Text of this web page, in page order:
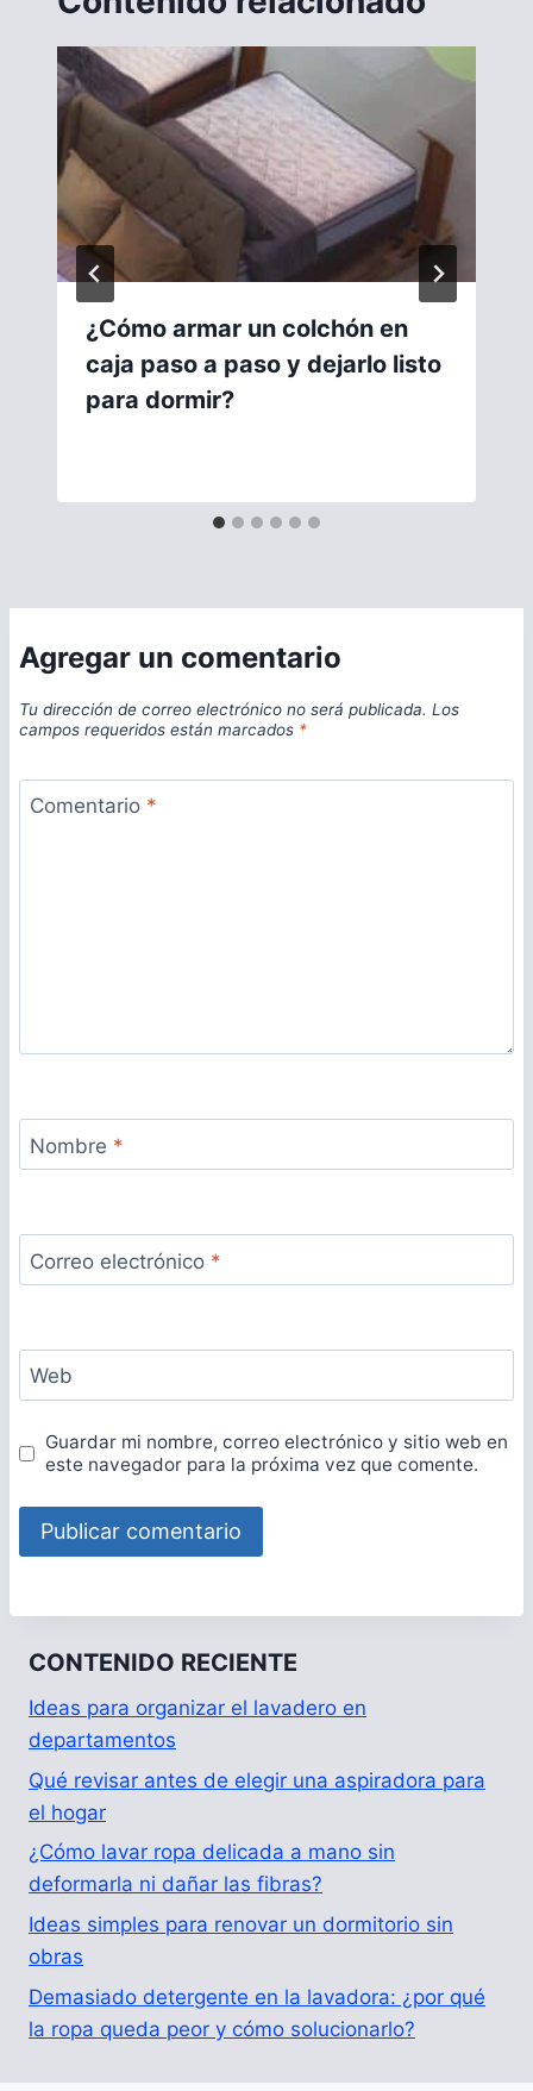
¿Cómo armar un colchón en
caja paso a paso y dejarlo listo
para dormir?
Agregar un comentario
Tu dirección de correo electrónico no será publicada. Los
campos requeridos están marcados *
Comentario *
Nombre *
Correo electrónico *
Web
Guardar mi nombre, correo electrónico y sitio web en
este navegador para la próxima vez que comente.
CONTENIDO RECIENTE
Ideas para organizar el lavadero en
departamentos
Qué revisar antes de elegir una aspiradora para
el hogar
¿Cómo lavar ropa delicada a mano sin
deformarla ni dañar las fibras?
Ideas simples para renovar un dormitorio sin
obras
Demasiado detergente en la lavadora: ¿por qué
la ropa queda peor y cómo solucionarlo?